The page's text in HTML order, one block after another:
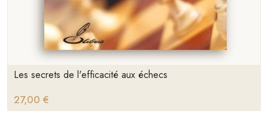
Les secrets de l'efficacité aux échecs
27,00 €